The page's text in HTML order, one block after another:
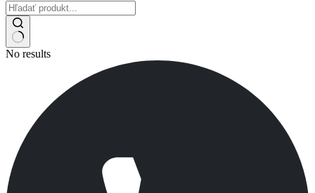
No results